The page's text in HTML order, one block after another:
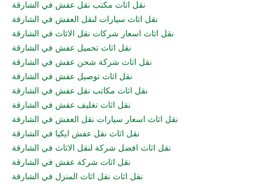
نقل اثاث مكتب نقل عفش في الشارقة
نقل اثاث سيارات لنقل العفش في الشارقة
نقل اثاث اسعار شركات نقل الاثاث في الشارقة
نقل اثاث تحميل عفش في الشارقة
نقل اثاث شركة شحن عفش في الشارقة
نقل اثاث توصيل عفش في الشارقة
نقل اثاث مكاتب نقل عفش في الشارقة
نقل اثاث تغليف عفش في الشارقة
نقل اثاث اسعار سيارات نقل العفش في الشارقة
نقل اثاث نقل عفش ايكيا في الشارقة
نقل اثاث افضل شركة لنقل الاثاث في الشارقة
نقل اثاث شركة عفش في الشارقة
نقل اثاث نقل اثاث المنزل في الشارقة